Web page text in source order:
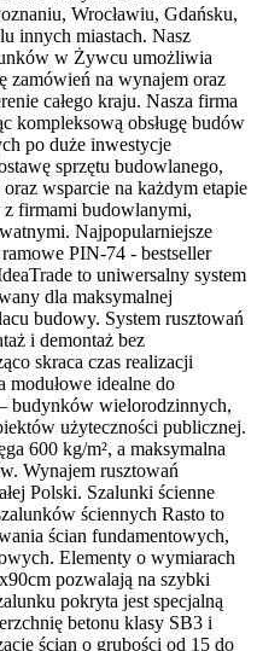
Wrocławiu, Gdańsku,
innych miastach. Nasz
w Żywcu umożliwia
zamówień na wynajem oraz
całego kraju. Nasza firma
kompleksową obsługę budów
po duże inwestycje
sprzętu budowlanego,
wsparcie na każdym etapie
z firmami budowlanymi,
Najpopularniejsze
PIN-74 - bestseller
to uniwersalny system
dla maksymalnej
budowy. System rusztowań
i demontaż bez
skraca czas realizacji
idealne do
budynków wielorodzinnych,
użyteczności publicznej.
600 kg/m², a maksymalna
Wynajem rusztowań
Polski. Szalunki ścienne
ściennych Rasto to
ścian fundamentowych,
Elementy o wymiarach
pozwalają na szybki
pokryta jest specjalną
betonu klasy SB3 i
ścian o grubości od 15 do